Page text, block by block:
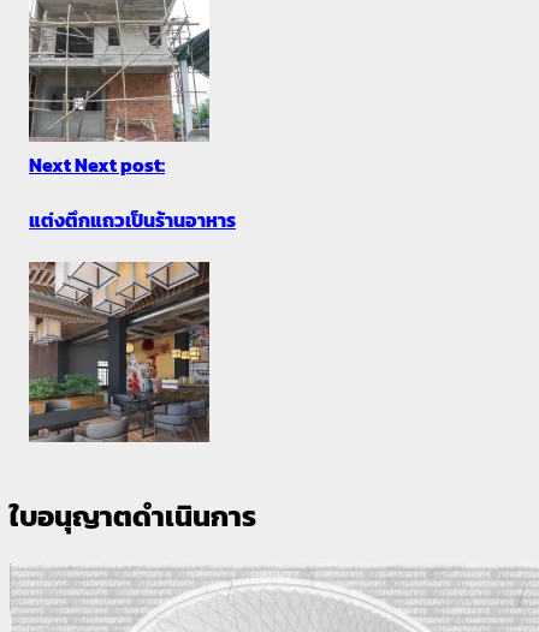
NextNext post:
แต่งตึกแถวเป็นร้านอาหาร
ใบอนุญาตดำเนินการ